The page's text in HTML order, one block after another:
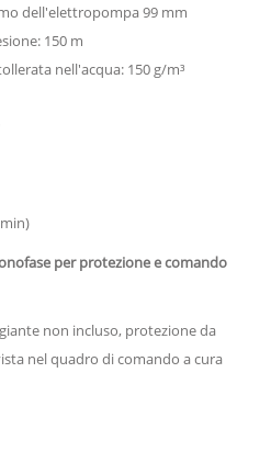
dell'elettropompa 99 mm
150 m
nell'acqua: 150 g/m³
per protezione e comando
non incluso, protezione da
nel quadro di comando a cura